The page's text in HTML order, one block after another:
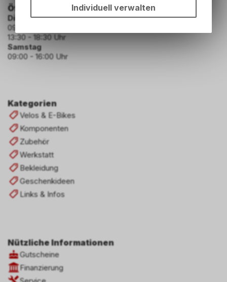
Kategorien
Velos & E-Bikes
Komponenten
Zubehör
Werkstatt
Bekleidung
Geschenkideen
Links & Infos
Nützliche Informationen
Gutscheine
Finanzierung
Öffnungszeiten
Dienstag - Freitag
09:00 - 12:00 Uhr
13:30 - 18:30 Uhr
Samstag
09:00 - 16:00 Uhr
um die grundlegenden
Funktionen unseres Online-
Individuell verwalten